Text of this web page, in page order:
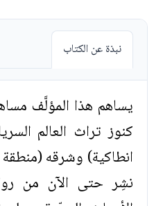
نبذة عن الكتاب
يساهم هذا المؤلَّف
كنوز تراث العالم
انطاكية) وشرقه (منطقة
نشِر حتى الآن من